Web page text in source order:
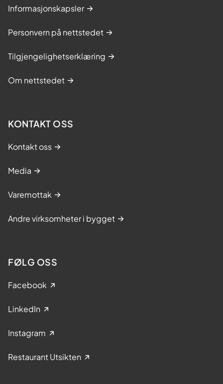
Informasjonskapsler
Personvern på nettstedet
Tilgjengelighetserklæring
Om nettstedet
KONTAKT OSS
Kontakt oss
Media
Varemottak
Andre virksomheter i bygget
FØLG OSS
Facebook
LinkedIn
Instagram
Restaurant Utsikten